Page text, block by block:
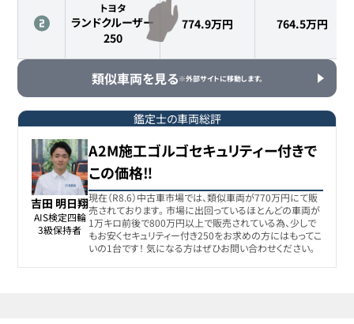
トヨタ
ランドクルーザー
250
774.9万円 764.5万円
類似車両を見る※外部サイトに移動します。
鑑定士の車両総評
吉田 明日翔
AIS検定四輪
3級保持者
A2M施工ゴルゴセキュリティー付きで
この価格‼︎
現在（R8.6）中古車市場では、類似車両が770万円にて販
売されております。 市場に出回っているほとんどの車両が
1万キロ前後で800万円以上で販売されている為、少しで
もお安くセキュリティー付き250をお求めの方にはもってこ
いの1台です！ 気になる方はぜひお問い合わせください。